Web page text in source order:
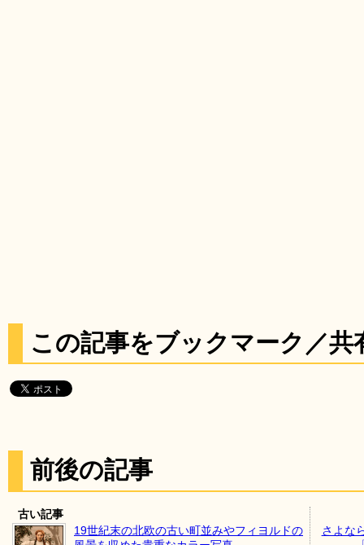
この記事をブックマーク／共
前後の記事
古い記事
19世紀末の北欧の古い町並みやフィヨルドの
さよな